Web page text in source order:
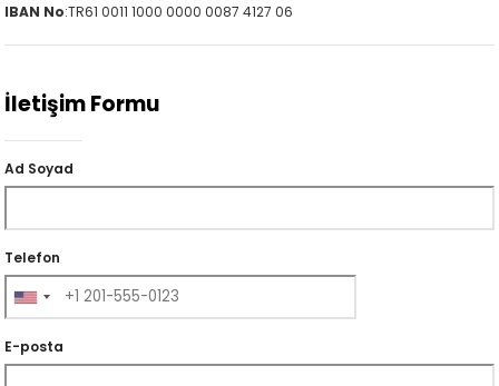
IBAN No:TR61 0011 1000 0000 0087 4127 06
İletişim Formu
Ad Soyad
Telefon
E-posta